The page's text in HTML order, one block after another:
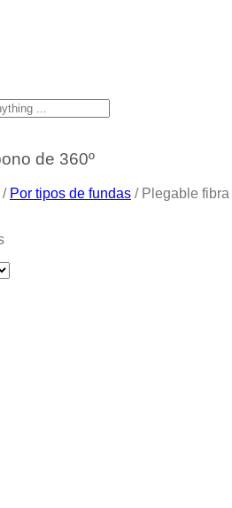
de 360º
/ Por tipos de fundas /Plegable fibra